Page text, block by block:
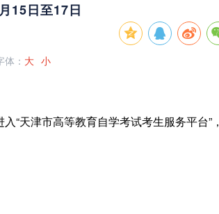
15日至17日
体： 大 小
“天津市高等教育自学考试考生服务平台”，